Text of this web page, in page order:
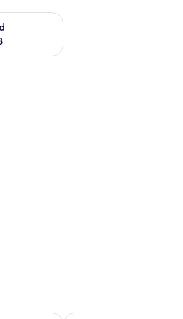
weekend aug. 21 - aug. 23
med udsigt til træer.